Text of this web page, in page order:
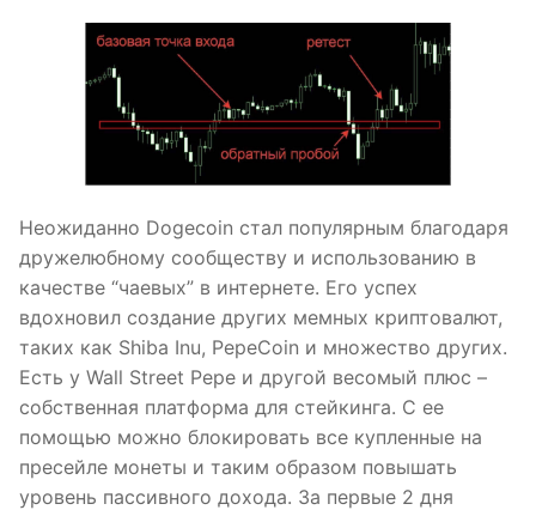
Неожиданно Dogecoin стал популярным благодаря
дружелюбному сообществу и использованию в
качестве “чаевых” в интернете. Его успех
вдохновил создание других мемных криптовалют,
таких как Shiba Inu, PepeCoin и множество других.
Есть у Wall Street Pepe и другой весомый плюс –
собственная платформа для стейкинга. С ее
помощью можно блокировать все купленные на
пресейле монеты и таким образом повышать
уровень пассивного дохода. За первые 2 дня